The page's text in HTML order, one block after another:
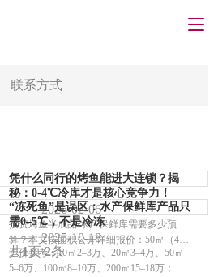
联系方式
凭什么同行的烤鱼能进大连锁？揭
秘：0-4℃冷库才是核心竞争力！
2026-02-06
投资烤鱼半成品/水产保鲜库需要多少预
算？本文按面积公开详细报价：50㎡（4-6
万）、100㎡（9-12万）。提供透明的造价
参考（单价800-1100元/㎡），助您精准把
“冻死鱼”是误区：水产保鲜库产品只
需0–5℃，不是冷冻
2025-10-18
造价参考：10㎡2–3万、20㎡3–4万、50㎡
5–6万、100㎡8–10万、200㎡15–18万；用
共1页2条